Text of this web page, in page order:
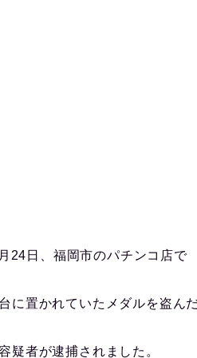
24日、福岡市のパチンコ店で
に置かれていたメダルを盗ん
疑者が逮捕されました。